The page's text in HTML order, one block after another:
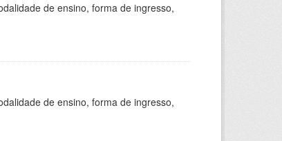
de ensino, forma de ingresso,
de ensino, forma de ingresso,